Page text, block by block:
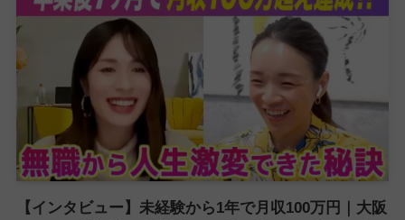
【インタビュー】未経験から1年で月収100万円｜大阪